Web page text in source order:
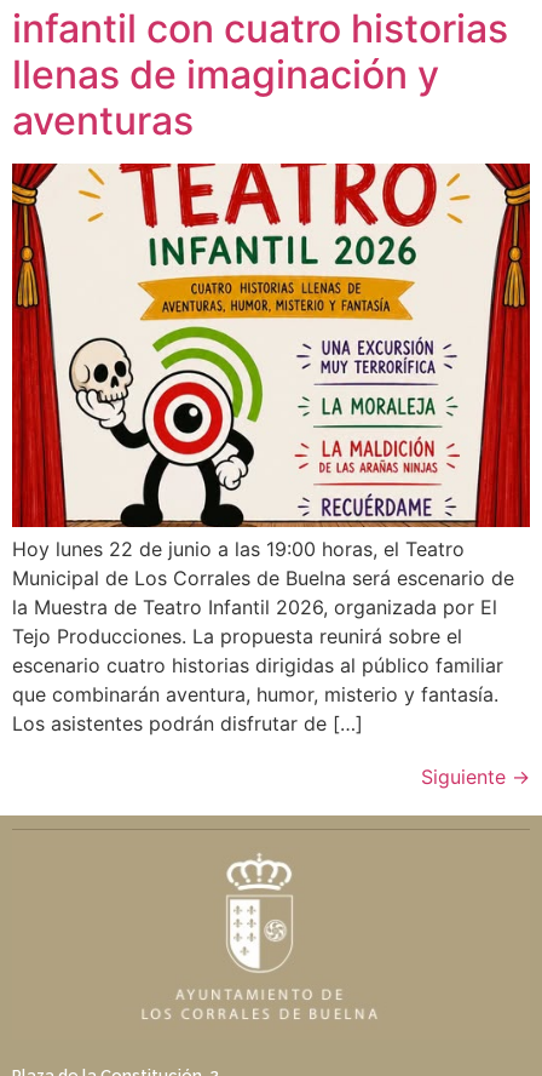
infantil con cuatro historias
llenas de imaginación y
aventuras
Hoy lunes 22 de junio a las 19:00 horas, el Teatro
Municipal de Los Corrales de Buelna será escenario de
la Muestra de Teatro Infantil 2026, organizada por El
Tejo Producciones. La propuesta reunirá sobre el
escenario cuatro historias dirigidas al público familiar
que combinarán aventura, humor, misterio y fantasía.
Los asistentes podrán disfrutar de […]
Siguiente →